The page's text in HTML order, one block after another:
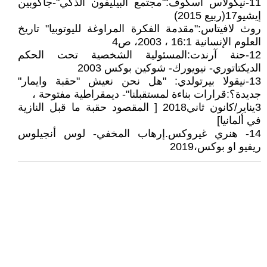
11-نيكولاس آسكوف:"مجتمع البيليفون الذكي"-جاكوبين
إيشيو17(ربيع 2015)
روث لافيتاس:"مقدمة الفكرة المراوغة لليوتوبيا" تاريخ
العلوم الإنسانية 16:1 ، 2003، ص4
12-حنة آرندت:المسئولية الشخصية تحت الحكم
الديكتاتوري- نيويورك- شوكين بوكس 2003
13-نيقولا بيرتولدي: "هل نحن نعيش "حقبة وايمار"
جديدة؟:قرارات بناءة لمستقبلنا"- ديمقراطية مفتوحة ،
3يناير/كانون ثاني2018 [ المقصود حقبة ما قبل النازية
في ألمانيا]
14- هنري غيروكس.إرهاب المخفي- لوس أنجيلوس
ريفيو او بوكس،2019